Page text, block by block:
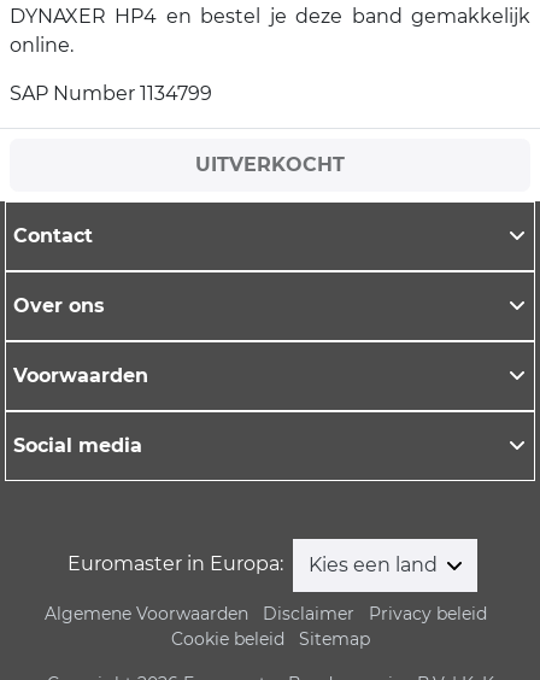
DYNAXER HP4 en bestel je deze band gemakkelijk
online.
SAP Number 1134799
UITVERKOCHT
Contact
Over ons
Voorwaarden
Social media
Euromaster in Europa: Kies een land
Algemene Voorwaarden Disclaimer
Privacy beleid
Cookie beleid
Sitemap